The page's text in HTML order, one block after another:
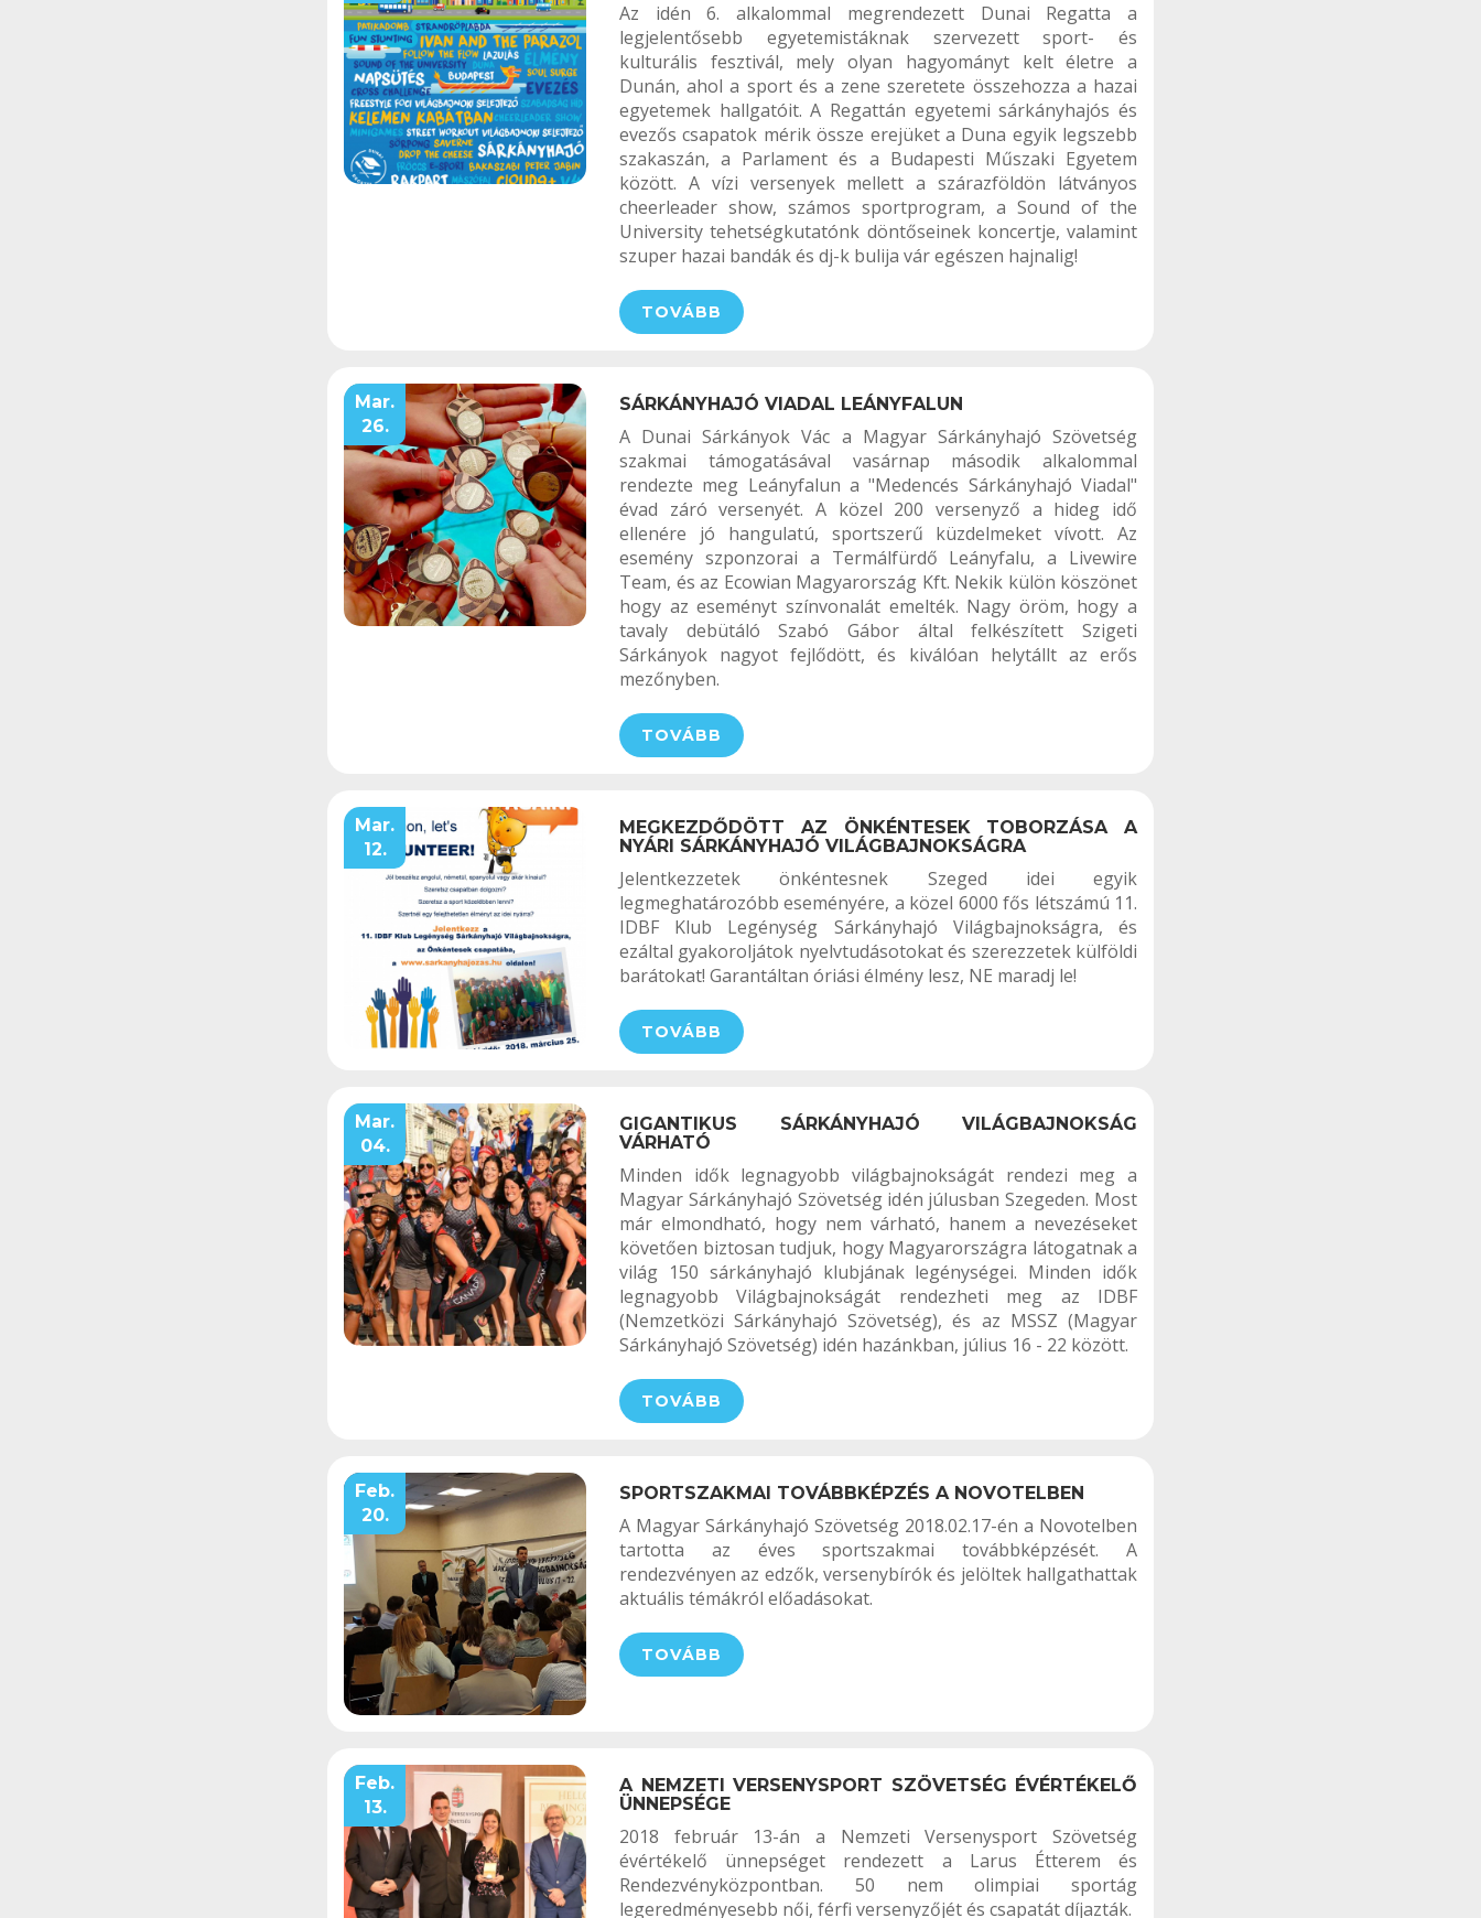
Az idén 6. alkalommal megrendezett Dunai Regatta a
legjelentősebb egyetemistáknak szervezett sport- és
kulturális fesztivál, mely olyan hagyományt kelt életre a
Dunán, ahol a sport és a zene szeretete összehozza a hazai
egyetemek hallgatóit. A Regattán egyetemi sárkányhajós és
evezős csapatok mérik össze erejüket a Duna egyik legszebb
szakaszán, a Parlament és a Budapesti Műszaki Egyetem
között. A vízi versenyek mellett a szárazföldön látványos
cheerleader show, számos sportprogram, a Sound of the
University tehetségkutatónk döntőseinek koncertje, valamint
szuper hazai bandák és dj-k bulija vár egészen hajnalig!
TOVÁBB
Mar.
26.
SÁRKÁNYHAJÓ VIADAL LEÁNYFALUN
A Dunai Sárkányok Vác a Magyar Sárkányhajó Szövetség
szakmai támogatásával vasárnap második alkalommal
rendezte meg Leányfalun a "Medencés Sárkányhajó Viadal"
évad záró versenyét. A közel 200 versenyző a hideg idő
ellenére jó hangulatú, sportszerű küzdelmeket vívott. Az
esemény szponzorai a Termálfürdő Leányfalu, a Livewire
Team, és az Ecowian Magyarország Kft. Nekik külön köszönet
hogy az eseményt színvonalát emelték. Nagy öröm, hogy a
tavaly debütáló Szabó Gábor által felkészített Szigeti
Sárkányok nagyot fejlődött, és kiválóan helytállt az erős
mezőnyben.
TOVÁBB
Mar.
12.
MEGKEZDŐDÖTT AZ ÖNKÉNTESEK TOBORZÁSA A
NYÁRI SÁRKÁNYHAJÓ VILÁGBAJNOKSÁGRA
Jelentkezzetek önkéntesnek Szeged idei egyik
legmeghatározóbb eseményére, a közel 6000 fős létszámú 11.
IDBF Klub Legénység Sárkányhajó Világbajnokságra, és
ezáltal gyakoroljátok nyelvtudásotokat és szerezzetek külföldi
barátokat! Garantáltan óriási élmény lesz, NE maradj le!
TOVÁBB
Mar.
04.
GIGANTIKUS SÁRKÁNYHAJÓ VILÁGBAJNOKSÁG
VÁRHATÓ
Minden idők legnagyobb világbajnokságát rendezi meg a
Magyar Sárkányhajó Szövetség idén júlusban Szegeden. Most
már elmondható, hogy nem várható, hanem a nevezéseket
követően biztosan tudjuk, hogy Magyarországra látogatnak a
világ 150 sárkányhajó klubjának legénységei. Minden idők
legnagyobb Világbajnokságát rendezheti meg az IDBF
(Nemzetközi Sárkányhajó Szövetség), és az MSSZ (Magyar
Sárkányhajó Szövetség) idén hazánkban, július 16 - 22 között.
TOVÁBB
Feb.
20.
SPORTSZAKMAI TOVÁBBKÉPZÉS A NOVOTELBEN
A Magyar Sárkányhajó Szövetség 2018.02.17-én a Novotelben
tartotta az éves sportszakmai továbbképzését. A
rendezvényen az edzők, versenybírók és jelöltek hallgathattak
aktuális témákról előadásokat.
TOVÁBB
Feb.
13.
A NEMZETI VERSENYSPORT SZÖVETSÉG ÉVÉRTÉKELŐ
ÜNNEPSÉGE
2018 február 13-án a Nemzeti Versenysport Szövetség
évértékelő ünnepséget rendezett a Larus Étterem és
Rendezvényközpontban. 50 nem olimpiai sportág
legeredményesebb női, férfi versenyzőjét és csapatát díjazták.